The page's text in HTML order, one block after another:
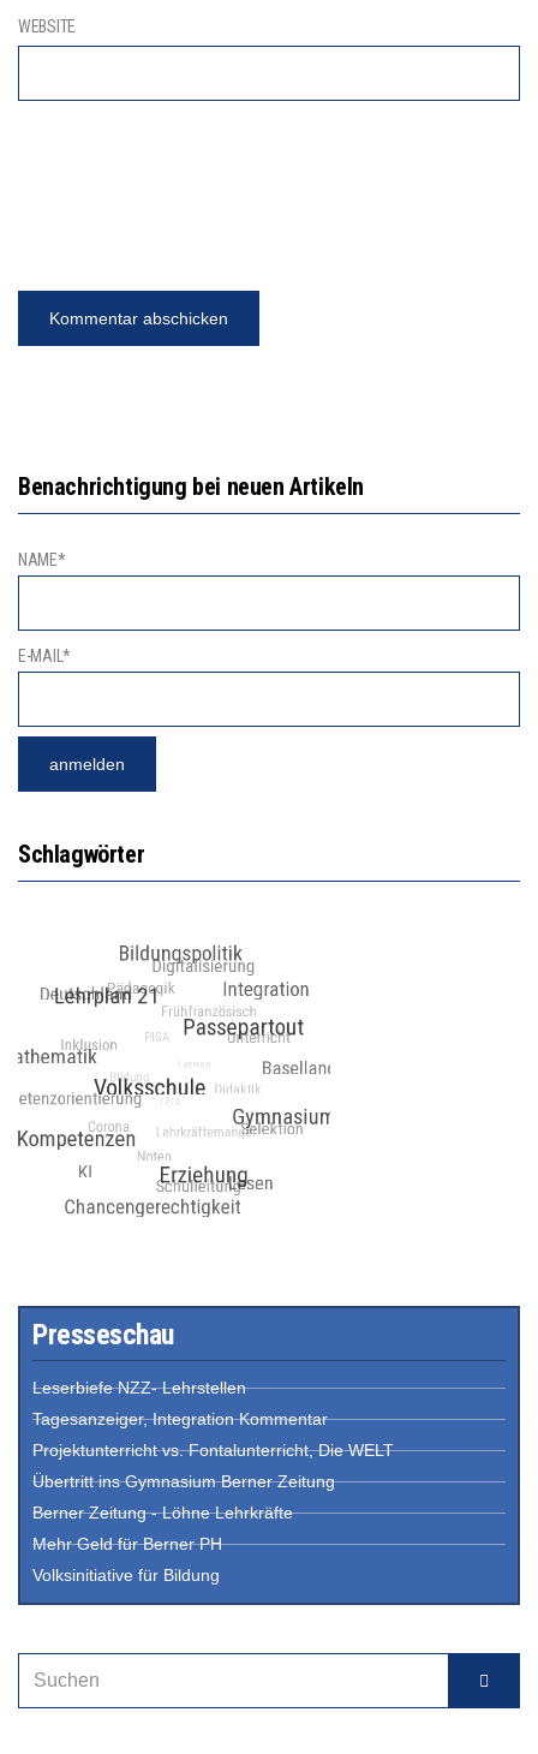
WEBSITE
Benachrichtigung bei neuen Artikeln
NAME*
E-MAIL*
Schlagwörter
Presseschau
Leserbiefe NZZ- Lehrstellen
Tagesanzeiger, Integration Kommentar
Projektunterricht vs. Fontalunterricht, Die WELT
Übertritt ins Gymnasium Berner Zeitung
Berner Zeitung - Löhne Lehrkräfte
Mehr Geld für Berner PH
Volksinitiative für Bildung